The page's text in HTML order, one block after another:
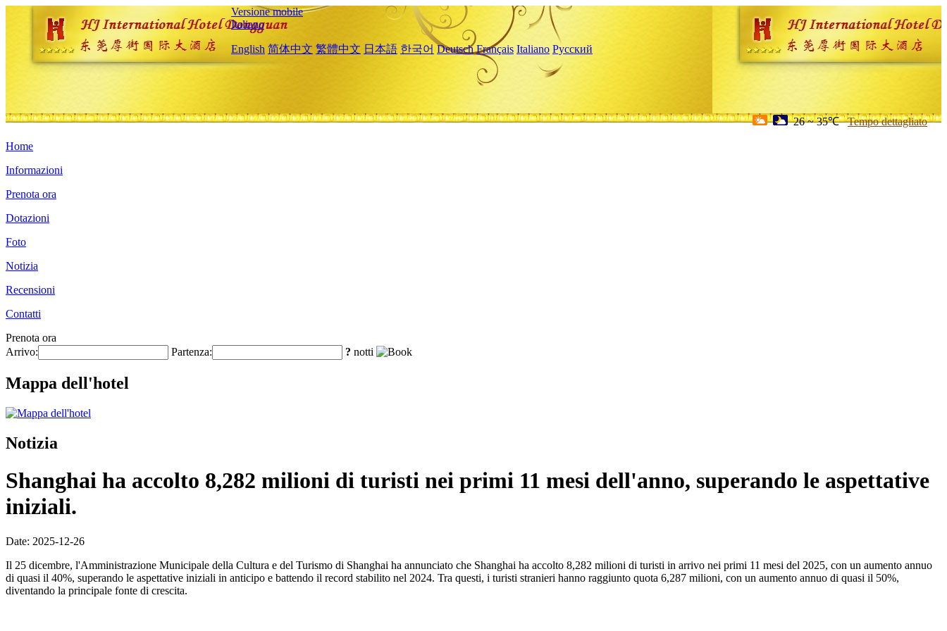
Versione mobile
Italiano
English 简体中文 繁體中文 日本語 한국어 Deutsch Français Italiano Русский
26 ~ 35℃ Tempo dettagliato
Home
Informazioni
Prenota ora
Dotazioni
Foto
Notizia
Recensioni
Contatti
Prenota ora
Arrivo:
Partenza: ? notti
Mappa dell'hotel
Notizia
Shanghai ha accolto 8,282 milioni di turisti nei primi 11 mesi dell'anno, superando le aspettative
iniziali.
Date: 2025-12-26
Il 25 dicembre, l'Amministrazione Municipale della Cultura e del Turismo di Shanghai ha annunciato che Shanghai ha accolto 8,282 milioni di turisti in arrivo nei primi 11 mesi del 2025, con un aumento annuo
di quasi il 40%, superando le aspettative iniziali in anticipo e battendo il record stabilito nel 2024. Tra questi, i turisti stranieri hanno raggiunto quota 6,287 milioni, con un aumento annuo di quasi il 50%,
diventando la principale fonte di crescita.